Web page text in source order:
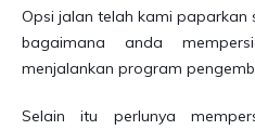
Opsi jalan telah kami
bagaimana anda
menjalankan program
Selain itu perlunya